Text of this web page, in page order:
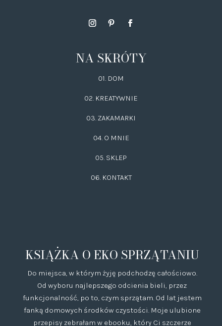
NA SKRÓTY
01. DOM
02. KREATYWNIE
03. ZAKAMARKI
04. O MNIE
05. SKLEP
06. KONTAKT
KSIĄŻKA O EKO SPRZĄTANIU
Do miejsca, w którym żyję podchodzę całościowo.
Od wyboru najlepszego odcienia bieli, przez
funkcjonalność, po to, czym sprzątam. Od lat jestem
fanką domowych środków czystości. Moje ulubione
przepisy zebrałam w ebooku, który Ci szczerze